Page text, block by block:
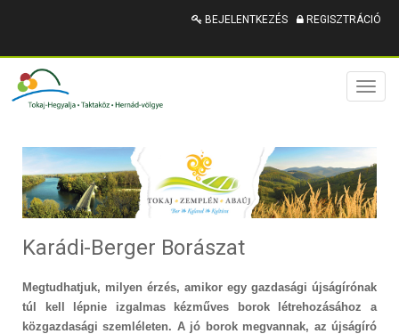
BEJELENTKEZÉS REGISZTRÁCIÓ
Karádi-Berger Borászat
Megtudhatjuk, milyen érzés, amikor egy gazdasági újságírónak
túl kell lépnie izgalmas kézműves borok létrehozásához a
közgazdasági szemléleten. A jó borok megvannak, az újságíró